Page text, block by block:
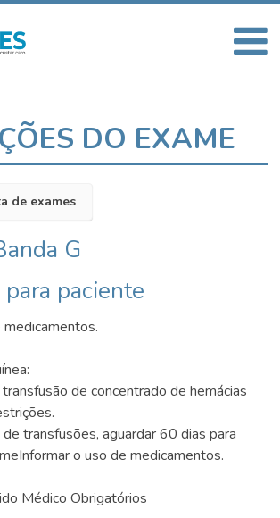
DO EXAME
de exames
G
paciente
de concentrado de hemácias
transfusões, aguardar 60 dias para
o uso de medicamentos.
Médico Obrigatórios